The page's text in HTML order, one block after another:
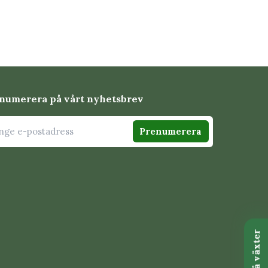
på vårt nyhetsbrev
Prenumerera